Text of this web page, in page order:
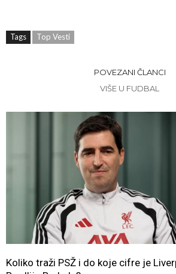
Tags Top Vesti
POVEZANI ČLANCI
VIŠE U FUDBAL
Koliko traži PSŽ i do koje cifre je